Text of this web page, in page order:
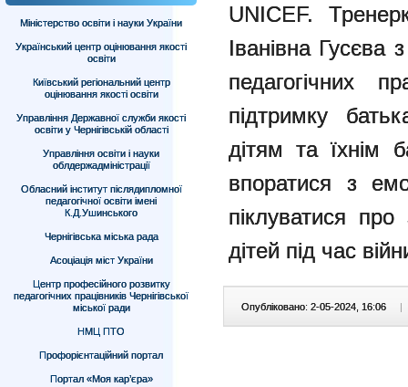
Міністерство освіти і науки України
Український центр оцінювання якості
освіти
Київський регіональний центр
оцінювання якості освіти
Управління Державної служби якості
освіти у Чернігівській області
Управління освіти і науки
облдержадміністрації
Обласний інститут післядипломної
педагогічної освіти імені
К.Д.Ушинського
Чернігівська міська рада
Асоціація міст України
Центр професійного розвитку
педагогічних працівників Чернігівської
міської ради
НМЦ ПТО
Профорієнтаційний портал
Портал «Моя кар’єра»
UNICEF.
Іванівна Гусєва
педагогічних
підтримку
дітям та їхнім
впоратися з
піклуватися
дітей під час
Опубліковано: 2-05-2024, 16:06 |